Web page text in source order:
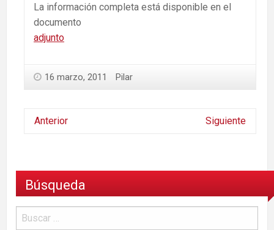
La información completa está disponible en el
documento
adjunto
16 marzo, 2011 Pilar
Anterior Siguiente
Búsqueda